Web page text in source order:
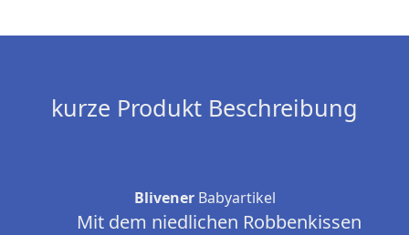
kurze Produkt Beschreibung
BlivenerBabyartikel
Mit dem niedlichen Robbenkissen